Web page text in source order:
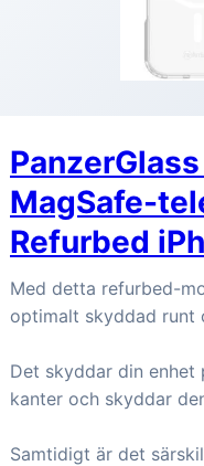
MagSafe-
Refurbed
Med detta refurbed-
optimalt skyddad runt
Det skyddar din
kanter och skyddar
Samtidigt är det